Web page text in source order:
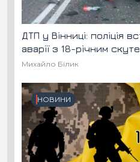
ДТП у Вінниці: поліція
аварії з 18-річним
Михайло Білик
НОВИНИ